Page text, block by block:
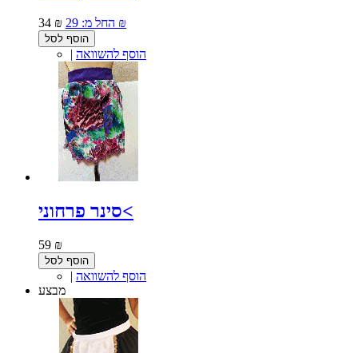
34 ₪ החל מ: 29 ₪
הוסף לסל
| הוסף להשוואה
סינר פרחוני<
59 ₪
הוסף לסל
| הוסף להשוואה
מבצע